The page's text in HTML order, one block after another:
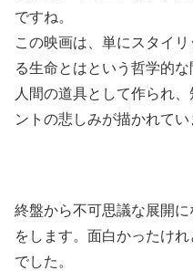
ですね。
この映画は、単にスタイ
る生命とはという哲学的
人間の道具として作られ
ントの悲しみが描かれてい
終盤から不可思議な展開
をします。面白かったけ
でした。